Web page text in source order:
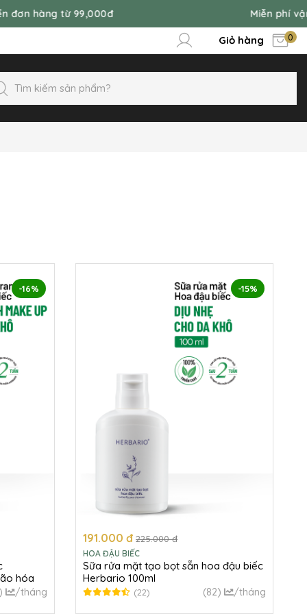
hàng từ 99,000đ Miễn phí vận
Giỏ hàng 0
-16%
hóa
/tháng
-15%
191.000 đ 225.000 đ
HOA ĐẬU BIẾC
Sữa rửa mặt tạo bọt sẵn hoa đậu biếc
Herbario 100ml
(22) (82) /tháng